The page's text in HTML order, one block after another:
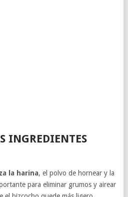
INGREDIENTES
la harina, el polvo de hornear y la
para eliminar grumos y airear